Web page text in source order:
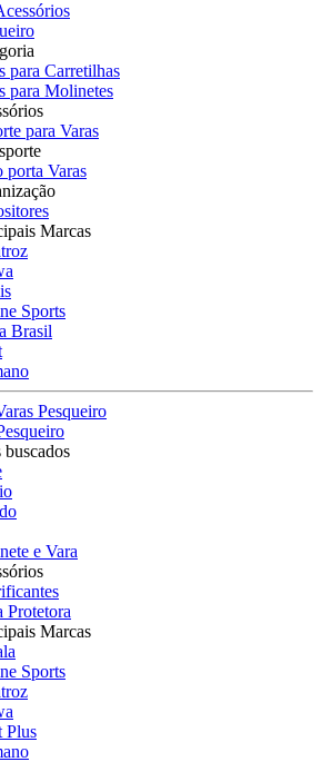
para Carretilhas
para Molinetes
para Varas
porta Varas
Marcas
Sports
Brasil
Pesqueiro
buscados
e Vara
Protetora
Marcas
Sports
Plus